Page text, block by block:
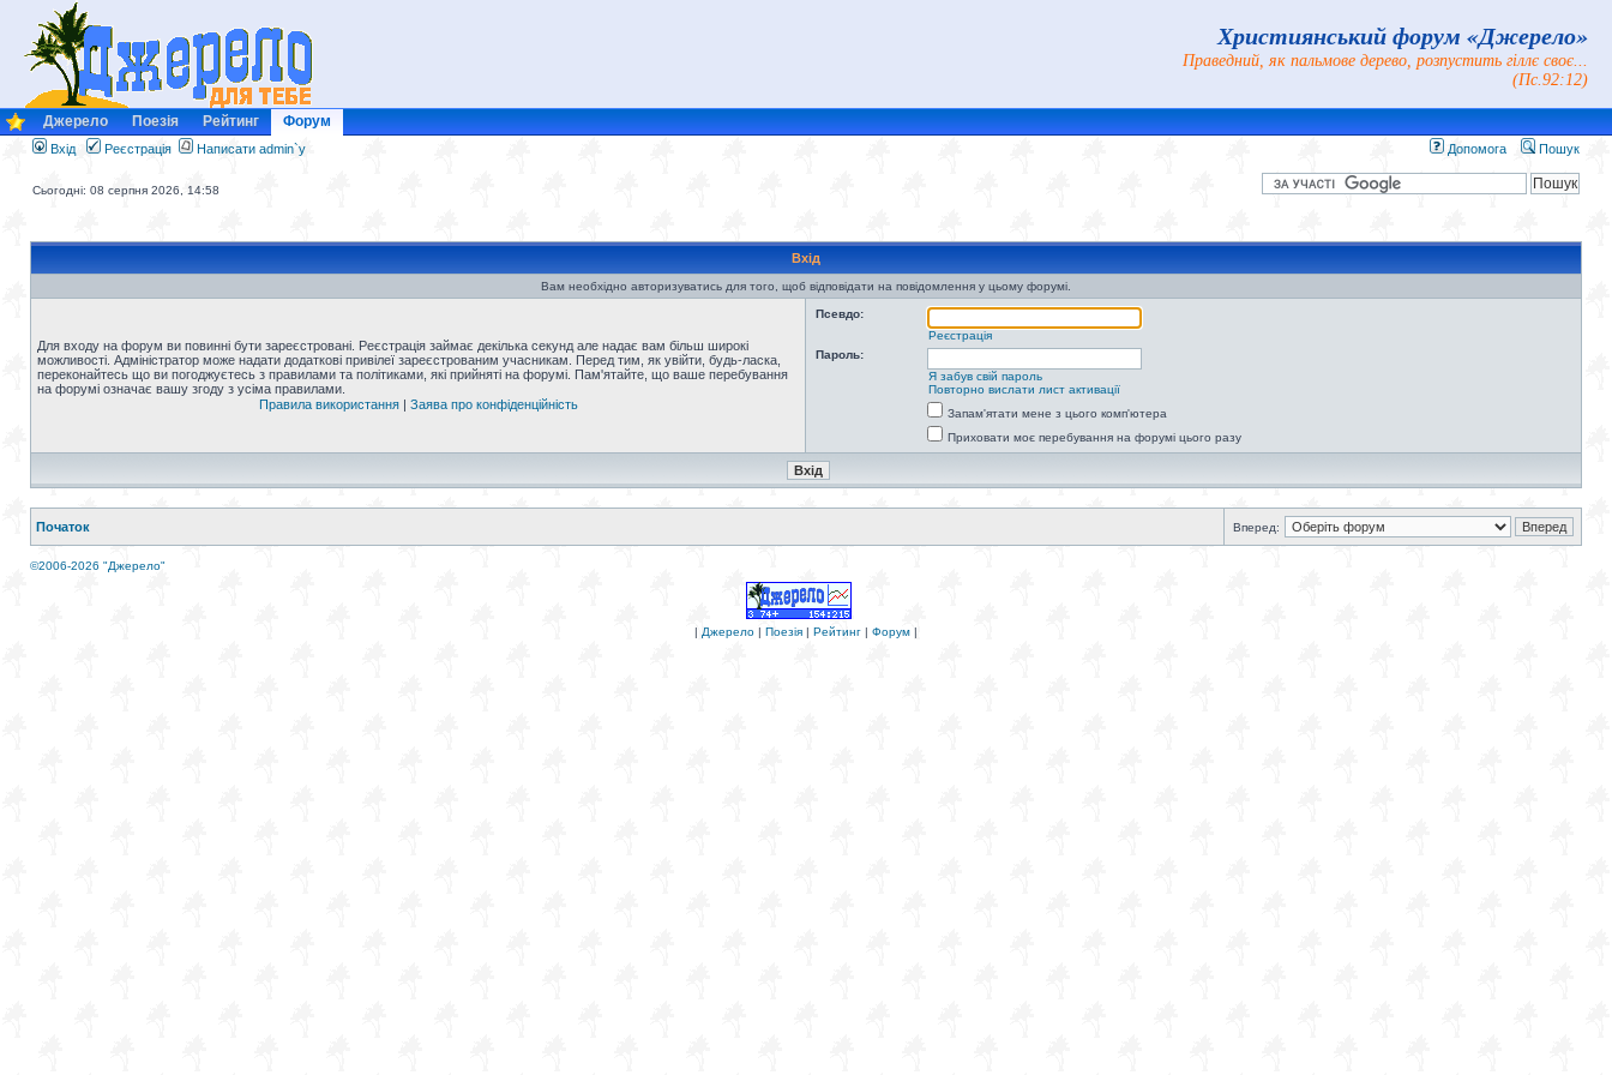
Християнський форум «Джерело»
Праведний, як пальмове дерево, розпустить гіллє своє...
(Пс.92:12)
Джерело Поезія Рейтинг Форум
Вхід Реєстрація Написати admin`у Допомога Пошук
Сьогодні: 08 серпня 2026, 14:58
Вхід
Вам необхідно авторизуватись для того, щоб відповідати на повідомлення у цьому форумі.
Для входу на форум ви повинні бути зареєстровані. Реєстрація займає декілька секунд але надає вам більш широкі
можливості. Адміністратор може надати додаткові привілеї зареєстрованим учасникам. Перед тим, як увійти, будь-ласка,
переконайтесь що ви погоджуєтесь з правилами та політиками, які прийняті на форумі. Пам'ятайте, що ваше перебування
на форумі означає вашу згоду з усіма правилами.
Правила використання| Заява про конфіденційність
Псевдо:
Реєстрація
Пароль:
Я забув свій пароль
Повторно вислати лист активації
Запам'ятати мене з цього комп'ютера
Приховати моє перебування на форумі цього разу
Початок Вперед:
©2006-2026 "Джерело"
| Джерело | Поезія | Рейтинг | Форум |